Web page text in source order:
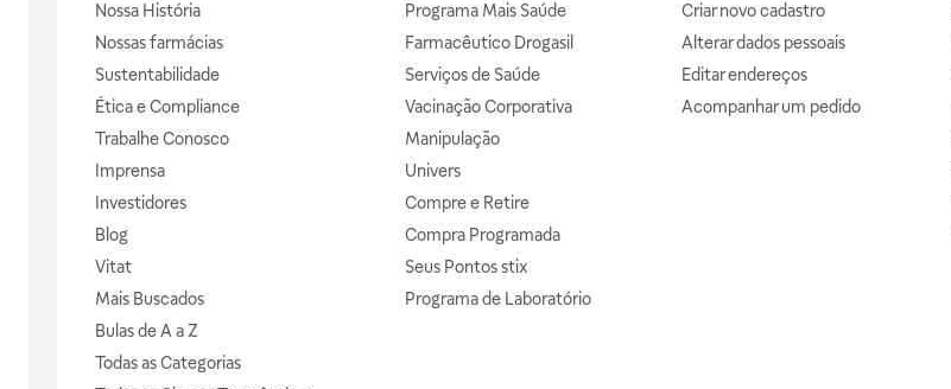
Nossa História
Nossas farmácias
Sustentabilidade
Ética e Compliance
Trabalhe Conosco
Imprensa
Investidores
Blog
Vitat
Mais Buscados
Bulas de A a Z
Todas as Categorias
Programa Mais Saúde
Farmacêutico Drogasil
Serviços de Saúde
Vacinação Corporativa
Manipulação
Univers
Compre e Retire
Compra Programada
Seus Pontos stix
Programa de Laboratório
Criar novo cadastro
Alterar dados pessoais
Editar endereços
Acompanhar um pedido